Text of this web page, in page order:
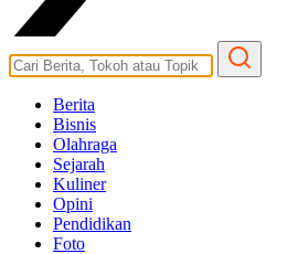
Berita
Bisnis
Olahraga
Sejarah
Kuliner
Opini
Pendidikan
Foto